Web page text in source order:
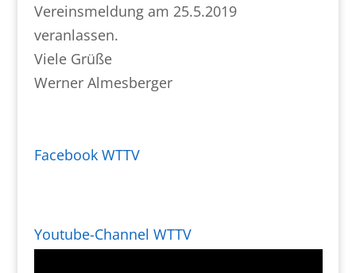
Vereinsmeldung am 25.5.2019
veranlassen.
Viele Grüße
Werner Almesberger
Facebook WTTV
Youtube-Channel WTTV